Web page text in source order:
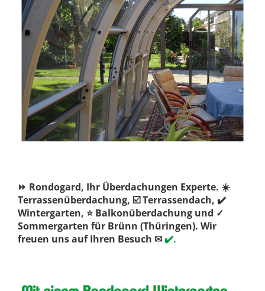
⏩ Rondogard, Ihr Überdachungen Experte. ☀️
Terrassenüberdachung, ☑️ Terrassendach, ✔️
Wintergarten, ⭐ Balkonüberdachung und ✓
Sommergarten für Brünn (Thüringen). Wir
freuen uns auf Ihren Besuch ✉✔️.